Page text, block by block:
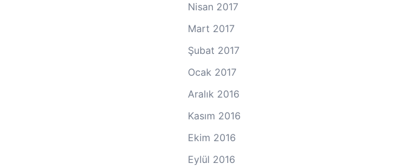
Nisan 2017
Mart 2017
Şubat 2017
Ocak 2017
Aralık 2016
Kasım 2016
Ekim 2016
Eylül 2016